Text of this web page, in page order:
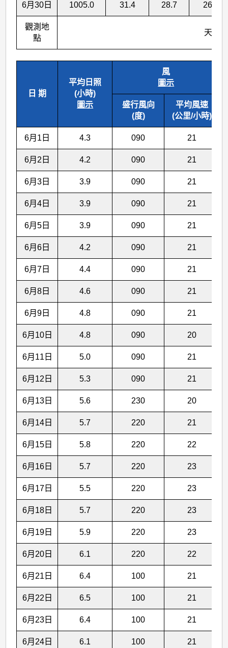
6月30日 1005.0 31.4 28.7 26.7
觀測地
點
天 文
日 期
平均日照
(小時)
圖示
風
圖示
盛行風向
(度)
平均風速
(公里/小時)
6月1日 4.3 090 21
6月2日 4.2 090 21
6月3日 3.9 090 21
6月4日 3.9 090 21
6月5日 3.9 090 21
6月6日 4.2 090 21
6月7日 4.4 090 21
6月8日 4.6 090 21
6月9日 4.8 090 21
6月10日 4.8 090 20
6月11日 5.0 090 21
6月12日 5.3 090 21
6月13日 5.6 230 20
6月14日 5.7 220 21
6月15日 5.8 220 22
6月16日 5.7 220 23
6月17日 5.5 220 23
6月18日 5.7 220 23
6月19日 5.9 220 23
6月20日 6.1 220 22
6月21日 6.4 100 21
6月22日 6.5 100 21
6月23日 6.4 100 21
6月24日 6.1 100 21